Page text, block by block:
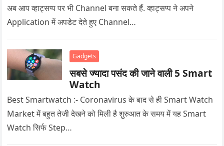
अब आप व्हाट्सप्प पर भी Channel बना सकते हैं. व्हाट्सप्प ने अपने
Application में अपडेट देते हुए Channel…
Gadgets
सबसे ज्यादा पसंद की जाने वाली 5 Smart
Watch
Best Smartwatch :- Coronavirus के बाद से ही Smart Watch
Market में बहुत तेजी देखने को मिली है शुरुआत के समय में यह Smart
Watch सिर्फ Step…